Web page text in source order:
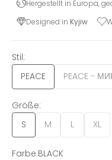
Hergestellt in Europa,
Designed in Kyjiw
Stil:
PEACE
PEACE -
Größe:
S
M L XL
Farbe:BLACK